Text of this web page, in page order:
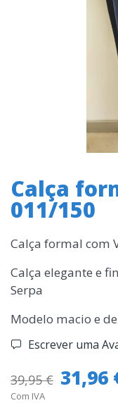
Calça
011/150
Calça formal com
Calça elegante e
Serpa
Modelo macio e
Escrever uma
39,95 € 31,96
Com IVA